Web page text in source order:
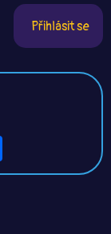
Přihlásit se